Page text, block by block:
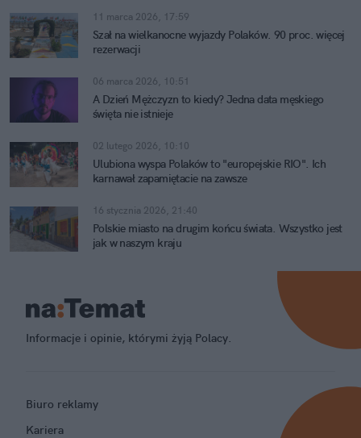
11 marca 2026, 17:59
Szał na wielkanocne wyjazdy Polaków. 90 proc. więcej
rezerwacji
06 marca 2026, 10:51
A Dzień Mężczyzn to kiedy? Jedna data męskiego
święta nie istnieje
02 lutego 2026, 10:10
Ulubiona wyspa Polaków to "europejskie RIO". Ich
karnawał zapamiętacie na zawsze
16 stycznia 2026, 21:40
Polskie miasto na drugim końcu świata. Wszystko jest
jak w naszym kraju
Informacje i opinie, którymi żyją Polacy.
Biuro reklamy
Kariera